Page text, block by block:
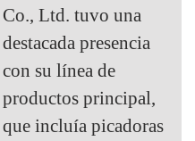
Co., Ltd. tuvo una
destacada presencia
con su línea de
productos principal,
que incluía picadoras